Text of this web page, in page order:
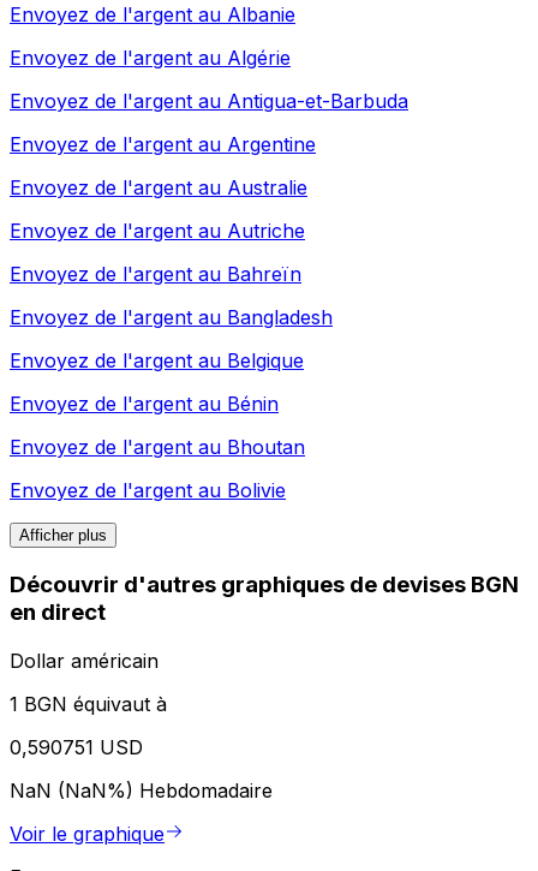
Envoyez de l'argent au Albanie
Envoyez de l'argent au Algérie
Envoyez de l'argent au Antigua-et-Barbuda
Envoyez de l'argent au Argentine
Envoyez de l'argent au Australie
Envoyez de l'argent au Autriche
Envoyez de l'argent au Bahreïn
Envoyez de l'argent au Bangladesh
Envoyez de l'argent au Belgique
Envoyez de l'argent au Bénin
Envoyez de l'argent au Bhoutan
Envoyez de l'argent au Bolivie
Afficher plus
Découvrir d'autres graphiques de devises BGN
en direct
Dollar américain
1 BGN équivaut à
0,590751 USD
NaN (NaN%) Hebdomadaire
Voir le graphique